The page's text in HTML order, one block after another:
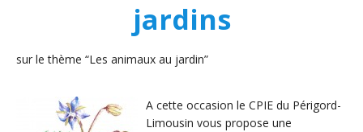
jardins
sur le thème “Les animaux au jardin”
A cette occasion le CPIE du Périgord-
Limousin vous propose une